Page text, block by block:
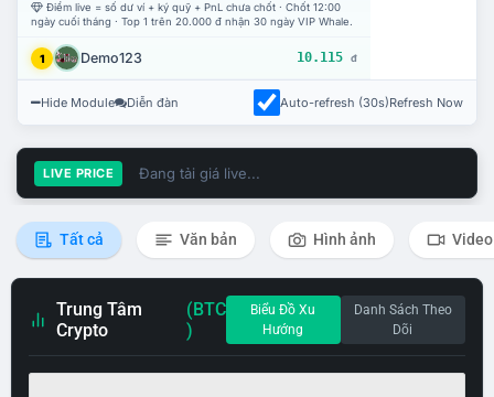
Điểm live = số dư ví + ký quỹ + PnL chưa chốt · Chốt 12:00
ngày cuối tháng · Top 1 trên 20.000 đ nhận 30 ngày VIP Whale.
1 Demo123 10.115 đ
Hide Module Diễn đàn Auto-refresh (30s)Refresh Now
LIVE PRICE Đang tải giá live...
Tất cả Văn bản Hình ảnh Video
Trung Tâm
Crypto
(BTC
)
Biểu Đồ Xu
Hướng
Danh Sách Theo
Dõi